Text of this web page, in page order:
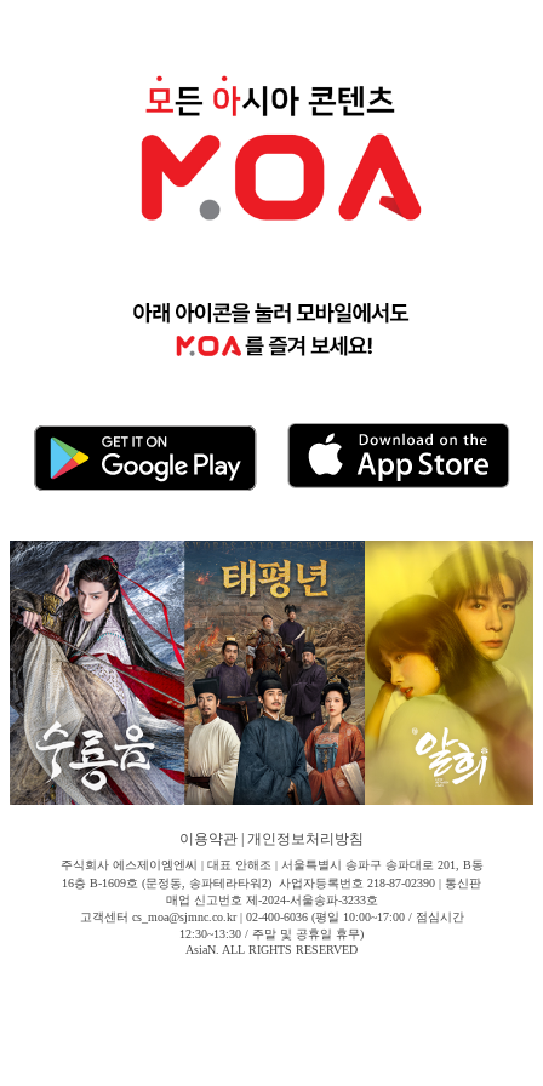
이용약관 개인정보처리방침
주식회사 에스제이엠엔씨 | 대표 안해조 | 서울특별시 송파구 송파대로 201, B동
16층 B-1609호 (문정동, 송파테라타워2) 사업자등록번호 218-87-02390 | 통신판
매업 신고번호 제-2024-서울송파-3233호
고객센터 cs_moa@sjmnc.co.kr | 02-400-6036 (평일 10:00~17:00 / 점심시간
12:30~13:30 / 주말 및 공휴일 휴무)
AsiaN. ALL RIGHTS RESERVED